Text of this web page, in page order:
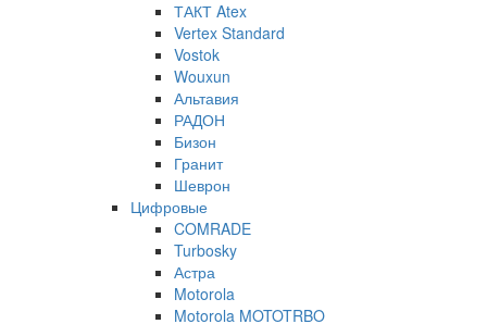
ТАКТ Atex
Vertex Standard
Vostok
Wouxun
Альтавия
РАДОН
Бизон
Гранит
Шеврон
Цифровые
COMRADE
Turbosky
Астра
Motorola
Motorola MOTOTRBO